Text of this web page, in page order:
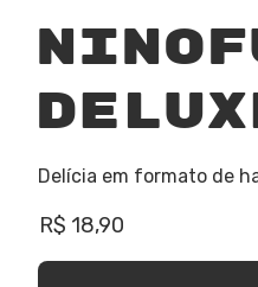
Delícia em formato de
R$ 18,90